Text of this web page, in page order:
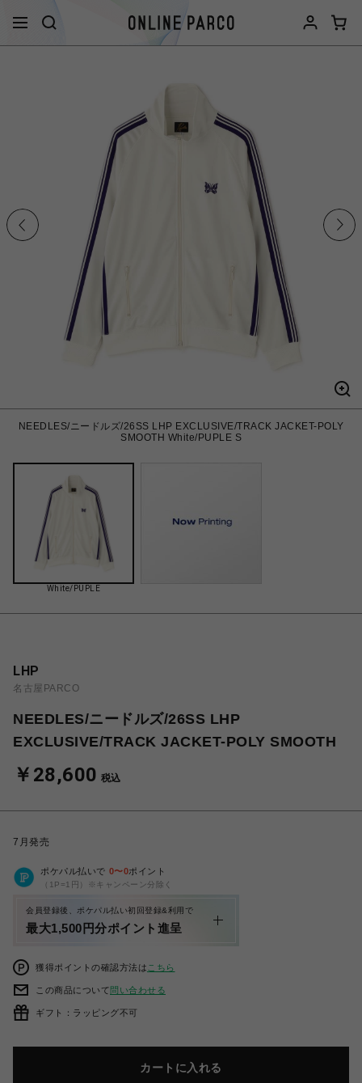
NEEDLES/ニードルズ/26SS LHP EXCLUSIVE/TRACK JACKET-POLY
SMOOTH White/PUPLE S
White/PUPLE
LHP
名古屋PARCO
NEEDLES/ニードルズ/26SS LHP
EXCLUSIVE/TRACK JACKET-POLY SMOOTH
￥28,600 税込
7月発売
ポケパル払いで 0〜0ポイント
（1P=1円）※キャンペーン分除く
会員登録後、ポケパル払い初回登録&利用で
最大1,500円分ポイント進呈
獲得ポイントの確認方法は こちら
この商品について問い合わせる
ギフト：ラッピング不可
カートに入れる